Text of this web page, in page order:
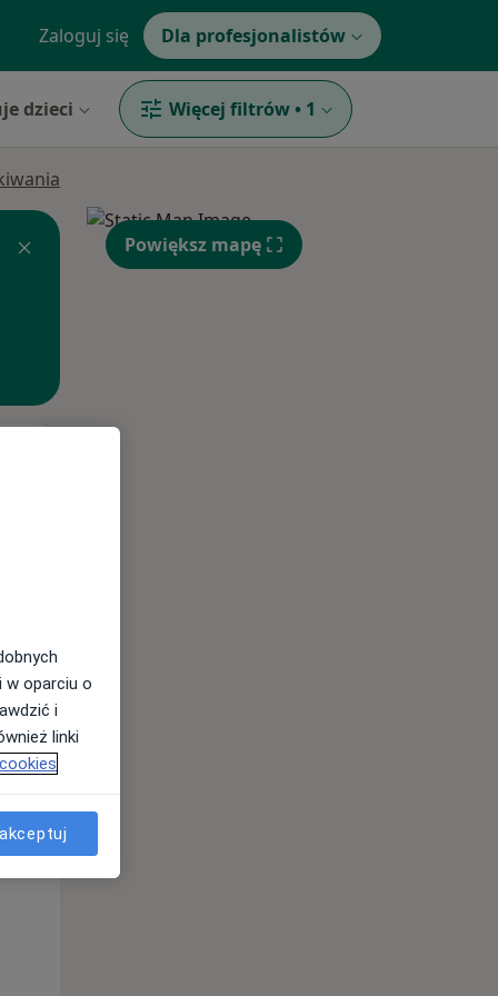
Zaloguj się Dla profesjonalistów
dzieci Więcej filtrów • 1
Powiększ mapę
w oparciu o
i
linki